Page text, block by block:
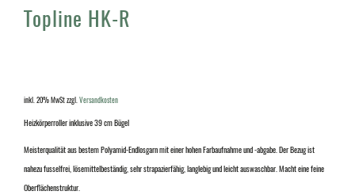
Topline HK-R
inkl. 20% MwStzzgl.Versandkosten
Heizkörperroller inklusive 39 cm Bügel
Meisterqualität aus bestem Polyamid-Endlosgarn mit einer hohen Farbaufnahme und -abgabe. Der Bezug ist
nahezu fusselfrei, lösemittelbeständig, sehr strapazierfähig, langlebig und leicht auswaschbar. Macht eine feine
Oberflächenstruktur.